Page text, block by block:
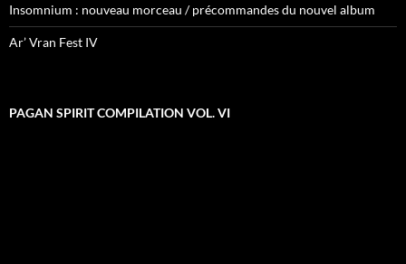
Insomnium : nouveau morceau / précommandes du nouvel album
Ar’ Vran Fest IV
PAGAN SPIRIT COMPILATION VOL. VI